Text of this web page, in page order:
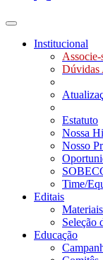
Toggle navigation
Institucional
Associe-
Dúvidas
Estatuto
Nossa
Nosso
Time/
Editais
Seleção
Educação